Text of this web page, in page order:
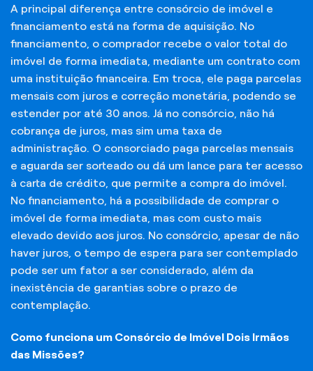
A principal diferença entre consórcio de imóvel e
financiamento está na forma de aquisição. No
financiamento, o comprador recebe o valor total do
imóvel de forma imediata, mediante um contrato com
uma instituição financeira. Em troca, ele paga parcelas
mensais com juros e correção monetária, podendo se
estender por até 30 anos. Já no consórcio, não há
cobrança de juros, mas sim uma taxa de
administração. O consorciado paga parcelas mensais
e aguarda ser sorteado ou dá um lance para ter acesso
à carta de crédito, que permite a compra do imóvel.
No financiamento, há a possibilidade de comprar o
imóvel de forma imediata, mas com custo mais
elevado devido aos juros. No consórcio, apesar de não
haver juros, o tempo de espera para ser contemplado
pode ser um fator a ser considerado, além da
inexistência de garantias sobre o prazo de
contemplação.
Como funciona um Consórcio de Imóvel Dois Irmãos
das Missões?